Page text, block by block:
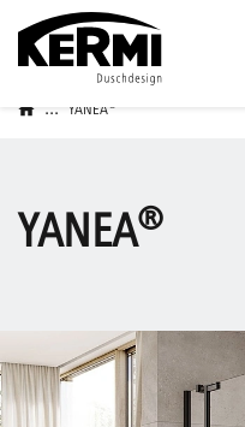
... YANEA®
YANEA®